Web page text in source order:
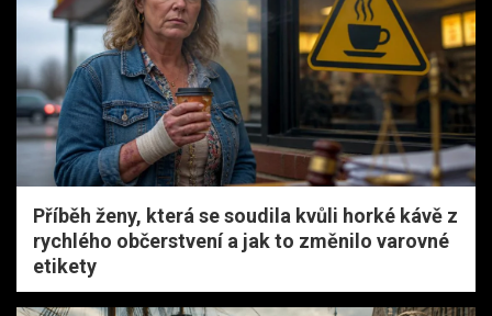
Příběh ženy, která se soudila kvůli horké kávě z
rychlého občerstvení a jak to změnilo varovné
etikety